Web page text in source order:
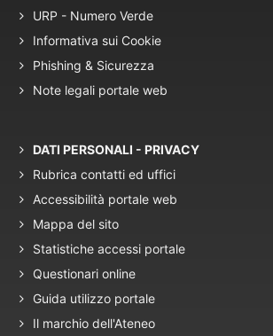
URP - Numero Verde
Informativa sui Cookie
Phishing & Sicurezza
Note legali portale web
DATI PERSONALI - PRIVACY
Rubrica contatti ed uffici
Accessibilità portale web
Mappa del sito
Statistiche accessi portale
Questionari online
Guida utilizzo portale
Il marchio dell'Ateneo